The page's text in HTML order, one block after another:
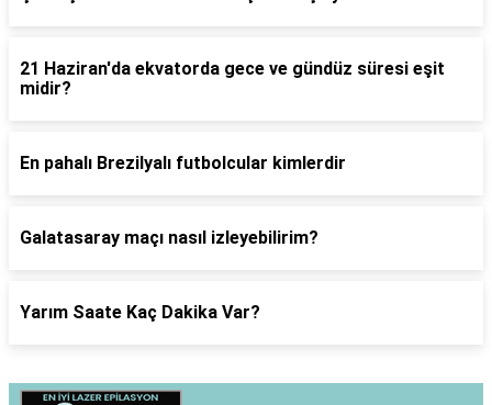
21 Haziran'da ekvatorda gece ve gündüz süresi eşit
midir?
En pahalı Brezilyalı futbolcular kimlerdir
Galatasaray maçı nasıl izleyebilirim?
Yarım Saate Kaç Dakika Var?